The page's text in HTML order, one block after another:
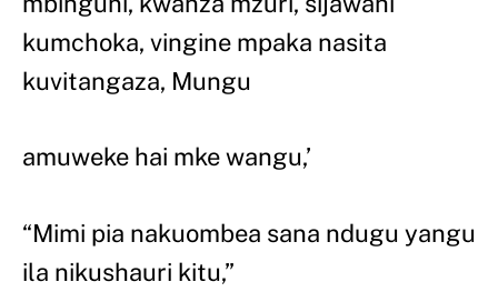
kumchoka, vingine mpaka nasita
kuvitangaza, Mungu
amuweke hai mke wangu,’
“Mimi pia nakuombea sana ndugu yangu
ila nikushauri kitu,”